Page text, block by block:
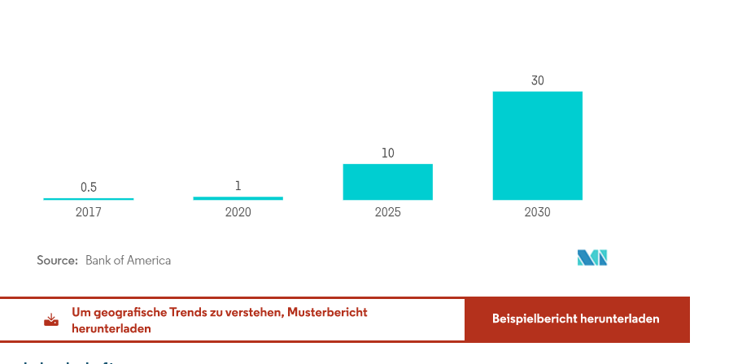
Intelligence. Wiederverwendung erfordert Namensnennung gemäß CC BY 4.0.